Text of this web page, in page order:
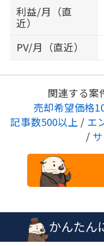
利益/月（直
近）
PV/月（直近）
関連する案
売却希望価格
記事数500以上 / エ
/
かんたん